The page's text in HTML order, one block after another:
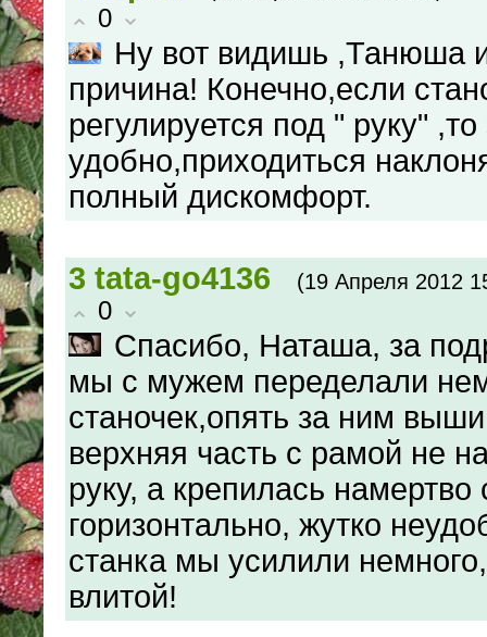
0
Ну вот видишь ,Танюша
причина! Конечно,если
регулируется под " руку"
удобно,приходиться
полный дискомфорт.
3 tata-go4136 (19 Апреля 2012
0
Спасибо, Наташа, за
мы с мужем переделали
станочек,опять за ним
верхняя часть с рамой не
руку, а крепилась намертво
горизонтально, жутко
станка мы усилили
влитой!